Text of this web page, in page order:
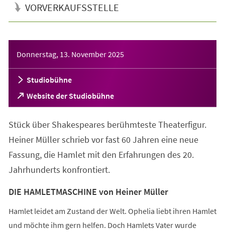
VORVERKAUFSSTELLE
Donnerstag, 13. November 2025
Studiobühne
Website der Studiobühne
(Öffnet
in
neuen
Tab)
Stück über Shakespeares berühmteste Theaterfigur.
Heiner Müller schrieb vor fast 60 Jahren eine neue
Fassung, die Hamlet mit den Erfahrungen des 20.
Jahrhunderts konfrontiert.
DIE HAMLETMASCHINE von Heiner Müller
Hamlet leidet am Zustand der Welt. Ophelia liebt ihren Hamlet
und möchte ihm gern helfen. Doch Hamlets Vater wurde